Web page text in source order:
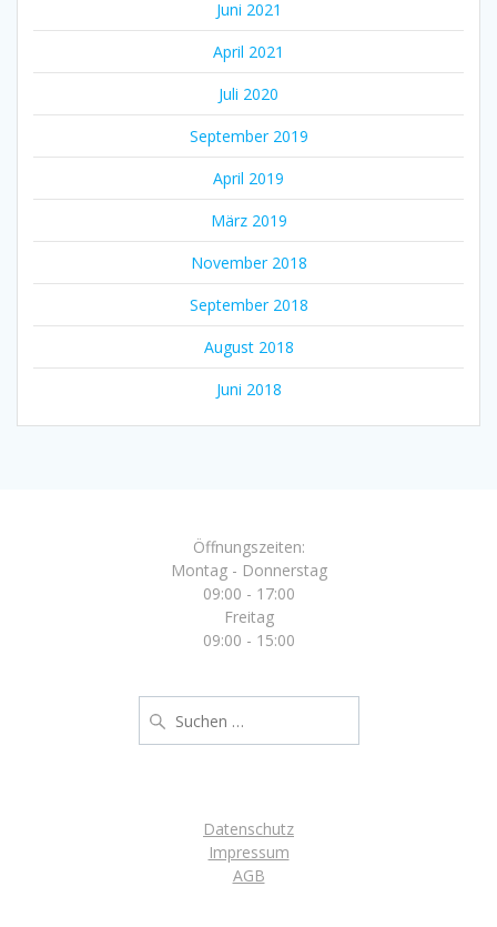
Juni 2021
April 2021
Juli 2020
September 2019
April 2019
März 2019
November 2018
September 2018
August 2018
Juni 2018
Öffnungszeiten:
Montag - Donnerstag
09:00 - 17:00
Freitag
09:00 - 15:00
nach:
Datenschutz
Impressum
AGB